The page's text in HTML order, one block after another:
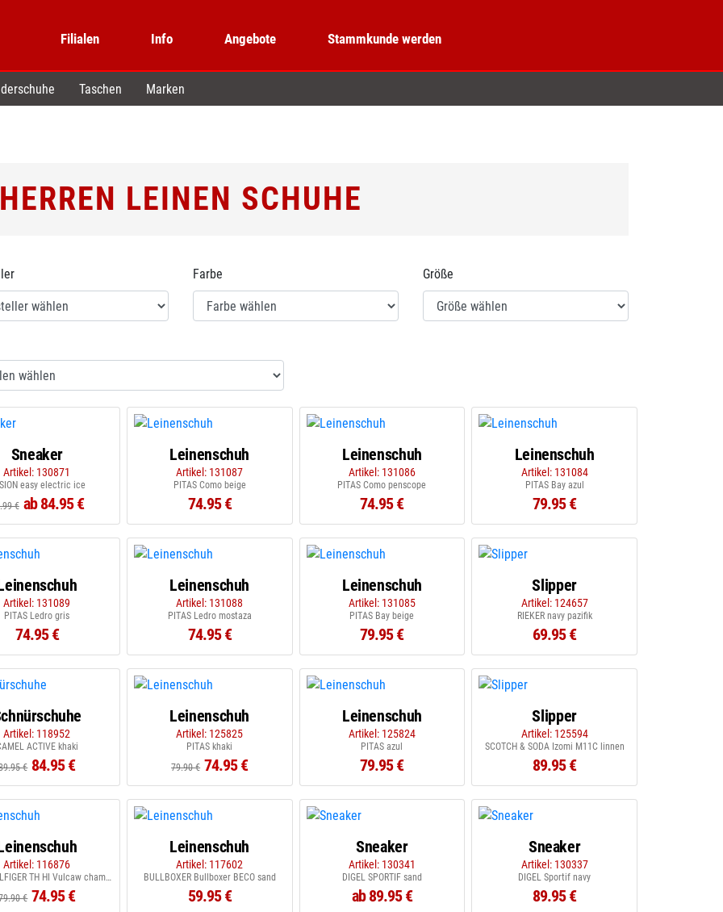
Filialen Info Angebote Stammkunde werden
Taschen Marken
HERREN LEINEN SCHUHE
Farbe Größe
Sneaker
Artikel: 130871
easy electric ice
€ ab 84.95 €
Leinenschuh
Artikel: 131087
PITAS Como beige
74.95 €
Leinenschuh
Artikel: 131086
PITAS Como penscope
74.95 €
Leinenschuh
Artikel: 131084
PITAS Bay azul
79.95 €
Artikel: 131089
PITAS Ledro gris
74.95 €
Leinenschuh
Artikel: 131088
PITAS Ledro mostaza
74.95 €
Leinenschuh
Artikel: 131085
PITAS Bay beige
79.95 €
Slipper
Artikel: 124657
RIEKER navy pazifik
69.95 €
Artikel: 118952
ACTIVE khaki
€ 84.95 €
Leinenschuh
Artikel: 125825
PITAS khaki
79.90 € 74.95 €
Leinenschuh
Artikel: 125824
PITAS azul
79.95 €
Slipper
Artikel: 125594
SCOTCH & SODA Izomi M11C linnen
89.95 €
Artikel: 116876
TOMMY HILFIGER TH HI Vulcaw chamberry desert sky
€ 74.95 €
Leinenschuh
Artikel: 117602
BULLBOXER Bullboxer BECO sand
59.95 €
Sneaker
Artikel: 130341
DIGEL SPORTIF sand
ab 89.95 €
Sneaker
Artikel: 130337
DIGEL Sportif navy
89.95 €